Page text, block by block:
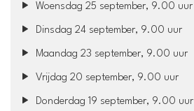
Woensdag 25 september, 9.00 uur
Dinsdag 24 september, 9.00 uur
Maandag 23 september, 9.00 uur
Vrijdag 20 september, 9.00 uur
Donderdag 19 september, 9.00 uur